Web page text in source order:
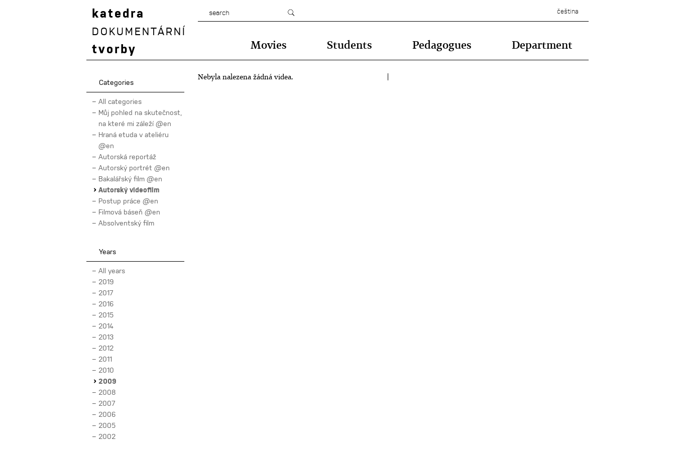
katedra
DOKUMENTÁRNÍ
tvorby
čeština
Movies Students Pedagogues Department
Categories
All categories
Můj pohled na skutečnost,
na které mi záleží @en
Hraná etuda v ateliéru
@en
Autorská reportáž
Autorský portrét @en
Bakalářský film @en
Autorský videofilm
Postup práce @en
Filmová báseň @en
Absolventský film
Years
All years
2019
2017
2016
2015
2014
2013
2012
2011
2010
2009
2008
2007
2006
2005
2002
Nebyla nalezena žádná videa.